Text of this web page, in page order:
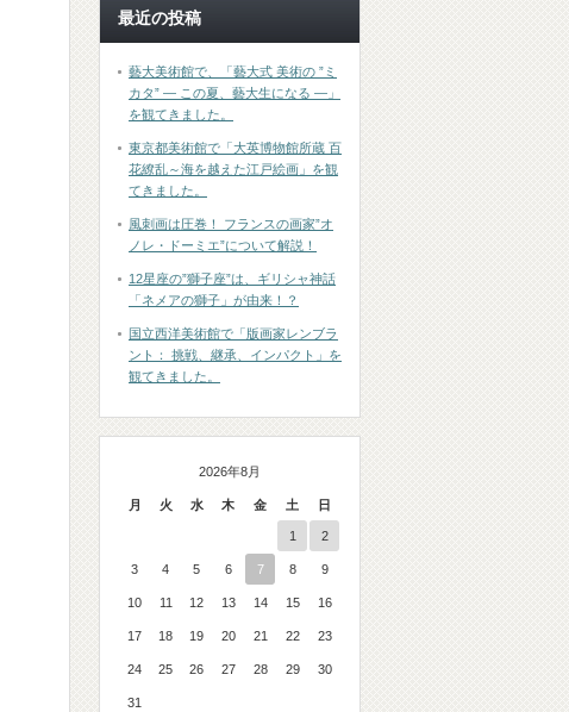
最近の投稿
藝大美術館で、「藝大式 美術の ”ミ
カタ” ― この夏、藝大生になる ―」
を観てきました。
東京都美術館で「大英博物館所蔵 百
花繚乱～海を越えた江戸絵画」を観
てきました。
風刺画は圧巻！ フランスの画家”オ
ノレ・ドーミエ”について解説！
12星座の”獅子座”は、ギリシャ神話
「ネメアの獅子」が由来！？
国立西洋美術館で「版画家レンブラ
ント： 挑戦、継承、インパクト」を
観てきました。
2026年8月
月 火 水 木 金 土 日
1 2
3 4 5 6 7 8 9
10 11 12 13 14 15 16
17 18 19 20 21 22 23
24 25 26 27 28 29 30
31